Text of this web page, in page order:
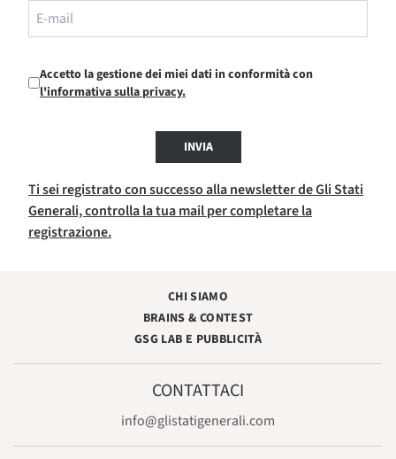
Accetto la gestione dei miei dati in conformità con
l'informativa sulla privacy.
INVIA
Ti sei registrato con successo alla newsletter de Gli Stati
Generali, controlla la tua mail per completare la
registrazione.
CHI SIAMO
BRAINS & CONTEST
GSG LAB E PUBBLICITÀ
CONTATTACI
info@glistatigenerali.com